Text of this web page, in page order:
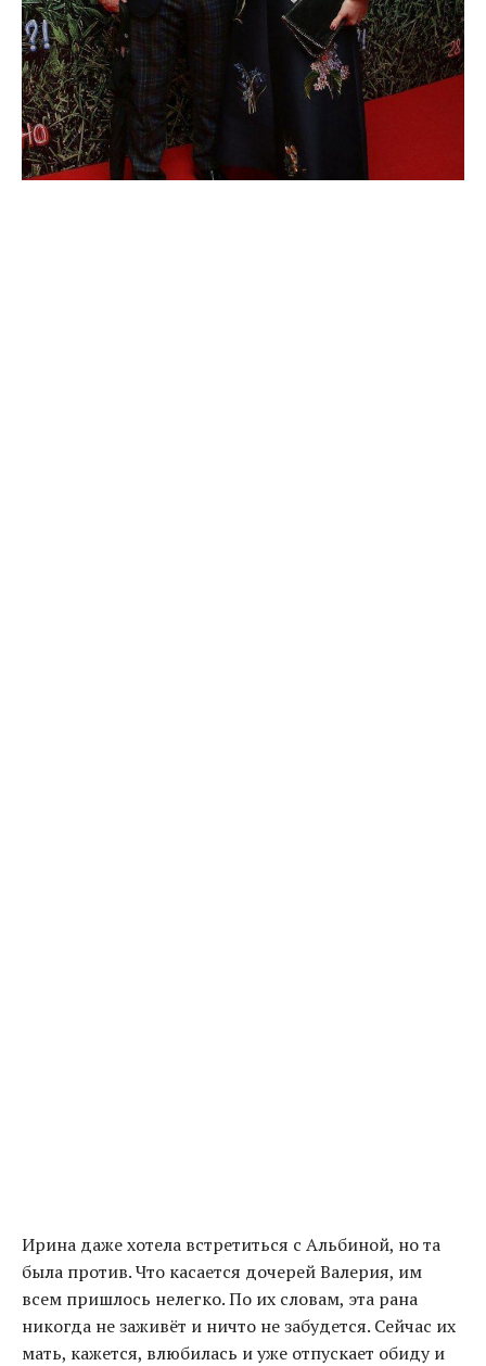
Ирина даже хотела встретиться с Альбиной, но та
была против. Что касается дочерей Валерия, им
всем пришлось нелегко. По их словам, эта рана
никогда не заживёт и ничто не забудется. Сейчас их
мать, кажется, влюбилась и уже отпускает обиду и